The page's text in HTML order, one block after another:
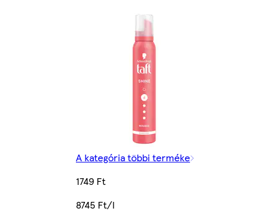
A kategória többi terméke
1749 Ft
8745 Ft/l